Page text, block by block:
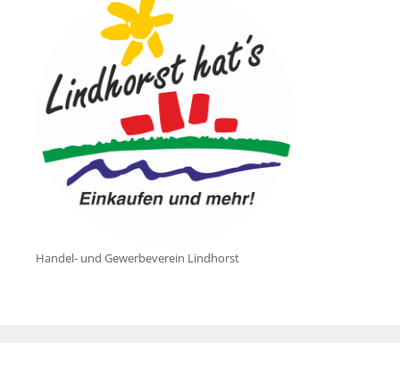
Handel- und Gewerbeverein Lindhorst